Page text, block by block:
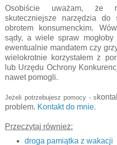
Osobiście uważam, że
skuteczniejsze narzędzia do
obrotem konsumenckim.
sądy, a wiele spraw
ewentualnie mandatem czy
wielokrotnie korzystałem z
lub Urzędu Ochrony
nawet pomogli.
Jeżeli potrzebujesz pomocy - s
problem. Kontakt do mnie.
Przeczytaj również:
droga pamiątka z wakacji